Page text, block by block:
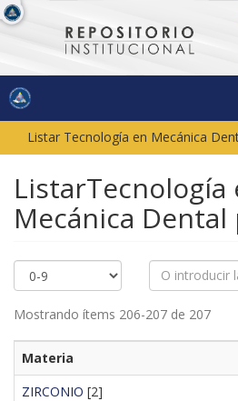
Listar Tecnología en Mecánica
ListarTecnología
Mecánica
Mostrando ítems 206-207 de 207
Materia
ZIRCONIO [2]